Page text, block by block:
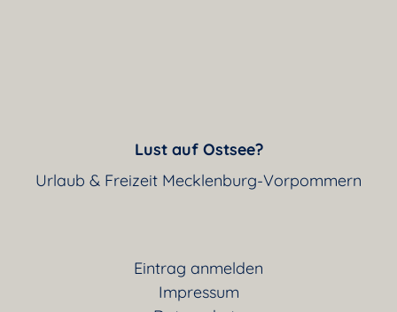
Lust auf Ostsee?
Urlaub & Freizeit Mecklenburg-Vorpommern
Eintrag anmelden
Impressum